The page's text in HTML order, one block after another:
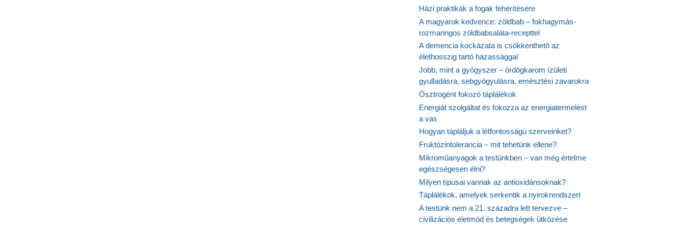
Házi praktikák a fogak fehérítésére
A magyarok kedvence: zöldbab – fokhagymás-
rozmaringos zöldbabsaláta-recepttel
A demencia kockázata is csökkenthető az
élethosszig tartó házassággal
Jobb, mint a gyógyszer – ördögkarom ízületi
gyulladásra, sebgyógyulásra, emésztési zavarokra
Ösztrogént fokozó táplálékok
Energiát szolgáltat és fokozza az energiatermelést
a vas
Hogyan tápláljuk a létfontosságú szerveinket?
Fruktózintolerancia – mit tehetünk ellene?
Mikroműanyagok a testünkben – van még értelme
egészségesen élni?
Milyen típusai vannak az antioxidánsoknak?
Táplálékok, amelyek serkentik a nyirokrendszert
A testünk nem a 21. századra lett tervezve –
civilizációs életmód és betegségek ütközése